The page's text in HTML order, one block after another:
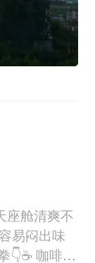
座舱清爽不
易闷出味
👇☕ 咖啡渣